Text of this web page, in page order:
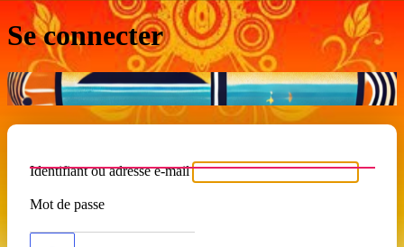
Se connecter
Identifiant ou adresse e-mail
Mot de passe